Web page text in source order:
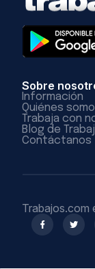
Sobre
Información
Quiénes
Trabaja con
Blog de
Contáctanos
Trabajos.com